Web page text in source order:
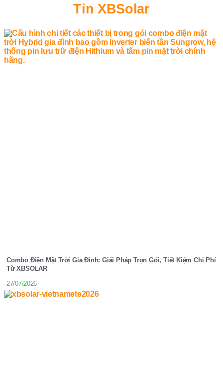
Tin XBSolar
Combo Điện Mặt Trời Gia Đình: Giải Pháp Trọn Gói, Tiết Kiệm Chi Phí
Từ XBSOLAR
27/07/2026